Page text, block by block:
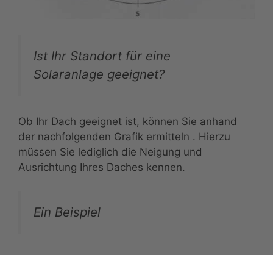
Ist Ihr Standort für eine
Solaranlage geeignet?
Ob Ihr Dach geeignet ist, können Sie anhand
der nachfolgenden Grafik ermitteln . Hierzu
müssen Sie lediglich die Neigung und
Ausrichtung Ihres Daches kennen.
Ein Beispiel